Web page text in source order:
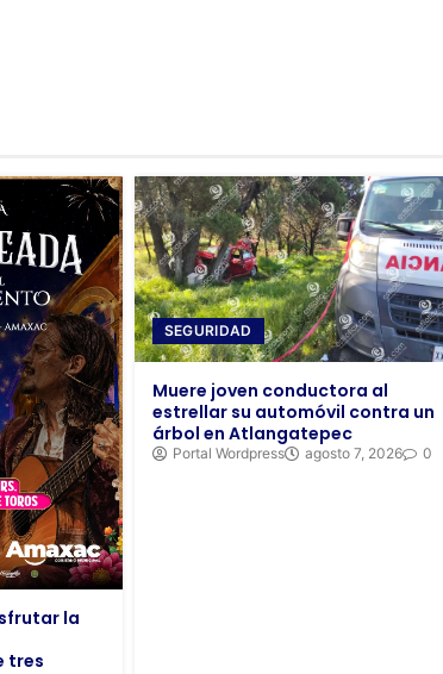
la
tres
SEGURIDAD
Muere joven conductora al
estrellar su automóvil contra un
árbol en Atlangatepec
Portal Wordpress agosto 7, 2026 0